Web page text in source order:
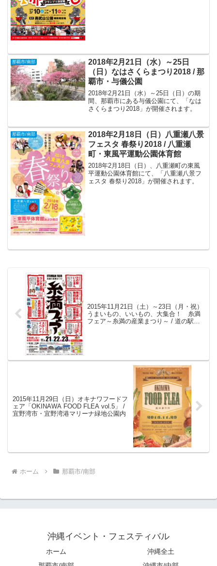
那覇市/南部
2018年2月21日（水）～25日
（日）なはさくらまつり2018 / 那
覇市・与儀公園
2018年2月21日（水）～25日（日）の期
間、那覇市にある与儀公園にて、「なは
さくらまつり2018」が開催されます。
那覇市/南部
2018年2月18日（日）八重瀬八景
フェスタ 春祭り2018 / 八重瀬
町・東風平運動公園体育館
2018年2月18日（日）、八重瀬町の東風
平運動公園体育館にて、「八重瀬八景フ
ェスタ 春祭り2018」が開催されます。
2015年11月21日（土）～23日（月・祝）
うまいもの、いいもの、大集合！ 糸満
フェア～糸満の産業まつり～ / 道の駅い
2015年11月29日（日）オキナワフードフ
ェア「OKINAWA FOOD FLEA vol.5」 /
宜野湾市・宜野湾港マリーナ緑地公園内
ホーム 那覇市/南部
沖縄イベント・フェスティバル
ホーム
沖縄全土